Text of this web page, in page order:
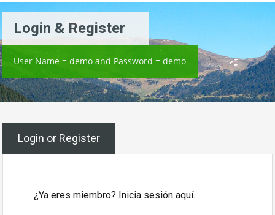
Login & Register
User Name = demo and Password = demo
Login or Register
¿Ya eres miembro? Inicia sesión aquí.